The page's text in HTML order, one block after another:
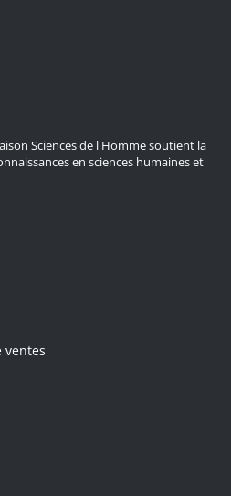
Sciences de l'Homme soutient la
en sciences humaines et
ventes